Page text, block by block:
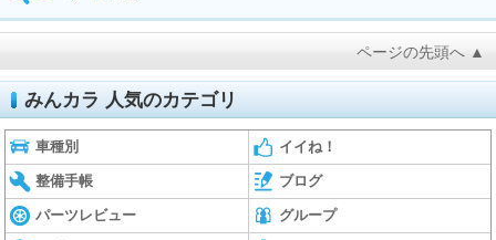
ページの先頭へ ▲
みんカラ 人気のカテゴリ
車種別 イイね！
整備手帳 ブログ
パーツレビュー グループ